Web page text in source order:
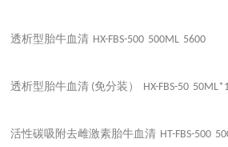
透析型胎牛血清 HX-FBS-500 500ML 5600
透析型胎牛血清 (免分装） HX-FBS-50
活性碳吸附去雌激素胎牛血清 HT-FBS-500